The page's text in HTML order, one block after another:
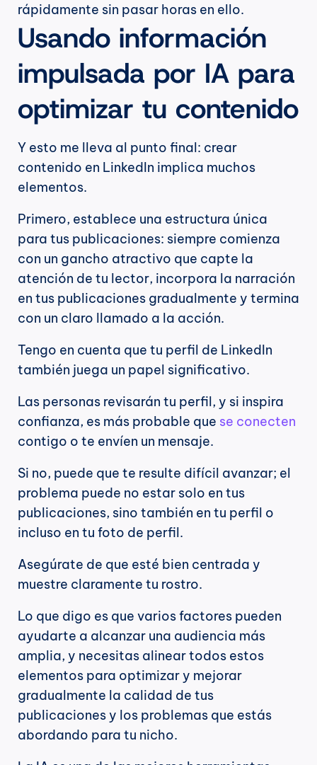
rápidamente sin pasar horas en ello.
Usando información
impulsada por IA para
optimizar tu contenido
Y esto me lleva al punto final: crear
contenido en LinkedIn implica muchos
elementos.
Primero, establece una estructura única
para tus publicaciones: siempre comienza
con un gancho atractivo que capte la
atención de tu lector, incorpora la narración
en tus publicaciones gradualmente y termina
con un claro llamado a la acción.
Tengo en cuenta que tu perfil de LinkedIn
también juega un papel significativo.
Las personas revisarán tu perfil, y si inspira
confianza, es más probable que se conecten
contigo o te envíen un mensaje.
Si no, puede que te resulte difícil avanzar; el
problema puede no estar solo en tus
publicaciones, sino también en tu perfil o
incluso en tu foto de perfil.
Asegúrate de que esté bien centrada y
muestre claramente tu rostro.
Lo que digo es que varios factores pueden
ayudarte a alcanzar una audiencia más
amplia, y necesitas alinear todos estos
elementos para optimizar y mejorar
gradualmente la calidad de tus
publicaciones y los problemas que estás
abordando para tu nicho.